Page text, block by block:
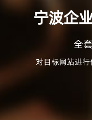
宁波企
全套
对目标网站进